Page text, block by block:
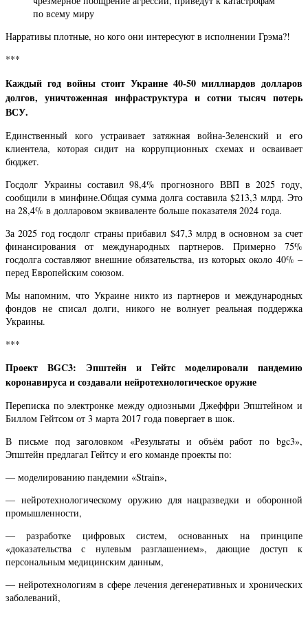
по всему миру
Нарративы плотные, но кого они интересуют в исполнении Грэма?!
***
Каждый год войны стоит Украине 40-50 миллиардов долларов
долгов, уничтоженная инфраструктура и сотни тысяч потерь
ВСУ.
Единственный кого устраивает затяжная война-Зеленский и его
клиентела, которая сидит на коррупционных схемах и осваивает
бюджет.
Госдолг Украины составил 98,4% прогнозного ВВП в 2025 году,
сообщили в минфине.Общая сумма долга составила $213,3 млрд. Это
на 28,4% в долларовом эквиваленте больше показателя 2024 года.
За 2025 год госдолг страны прибавил $47,3 млрд в основном за счет
финансирования от международных партнеров. Примерно 75%
госдолга составляют внешние обязательства, из которых около 40% –
перед Европейским союзом.
Мы напомним, что Украине никто из партнеров и международных
фондов не списал долги, никого не волнует реальная поддержка
Украины.
***
Проект BGC3: Эпштейн и Гейтс моделировали пандемию
коронавируса и создавали нейротехнологическое оружие
Переписка по электронке между одиозными Джеффри Эпштейном и
Биллом Гейтсом от 3 марта 2017 года повергает в шок.
В письме под заголовком «Результаты и объём работ по bgc3»,
Эпштейн предлагал Гейтсу и его команде проекты по:
— моделированию пандемии «Strain»,
— нейротехнологическому оружию для нацразведки и оборонной
промышленности,
— разработке цифровых систем, основанных на принципе
«доказательства с нулевым разглашением», дающие доступ к
персональным медицинским данным,
— нейротехнологиям в сфере лечения дегенеративных и хронических
заболеваний,